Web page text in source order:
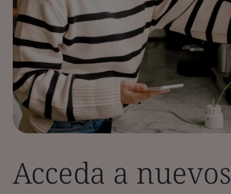
Acceda a nuevos